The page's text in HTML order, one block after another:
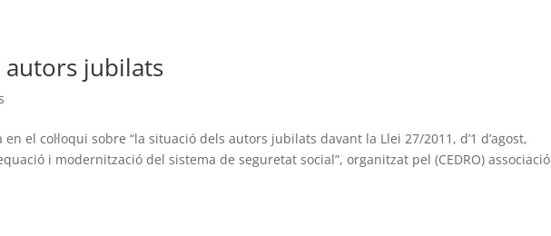
autors jubilats
en el col·loqui sobre “la situació dels autors jubilats davant la Llei 27/2011, d’1 d’agost,
i modernització del sistema de seguretat social”, organitzat pel (CEDRO) associació